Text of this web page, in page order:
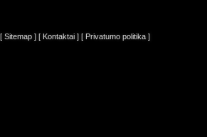
[ Sitemap ] [ Kontaktai ] [ Privatumo politika ]